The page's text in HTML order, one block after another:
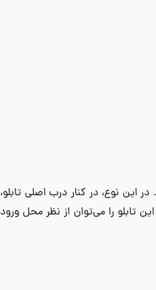
نوع، در کنار درب اصلی تابلو،
تابلو را می‌توان از نظر محل ورود